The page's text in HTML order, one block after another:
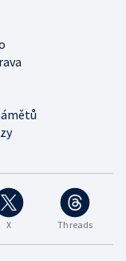
X Threads